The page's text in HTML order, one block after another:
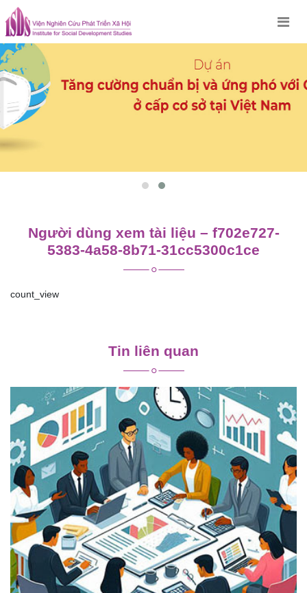
Skip
to
content
Người dùng xem tài liệu – f702e727-
5383-4a58-8b71-31cc5300c1ce
count_view
viết
Tin liên quan